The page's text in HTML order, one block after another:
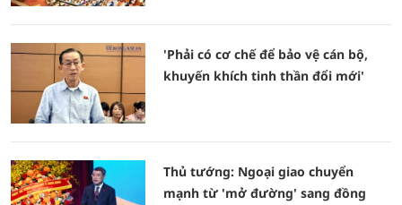
'Phải có cơ chế để bảo vệ cán bộ,
khuyến khích tinh thần đổi mới'
Thủ tướng: Ngoại giao chuyển
mạnh từ 'mở đường' sang đồng